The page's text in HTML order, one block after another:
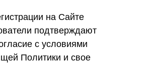
на Сайте
подтверждают
с условиями
Политики и свое